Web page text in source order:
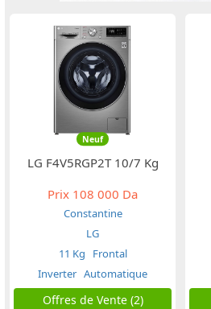
Neuf
LG F4V5RGP2T 10/7 Kg
Prix 108 000 Da
Constantine
LG
11 Kg
Frontal
Inverter Automatique
Offres de Vente (2)